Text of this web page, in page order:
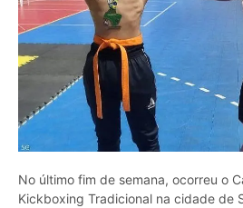
No último fim de semana, ocorreu o
Kickboxing Tradicional na cidade de